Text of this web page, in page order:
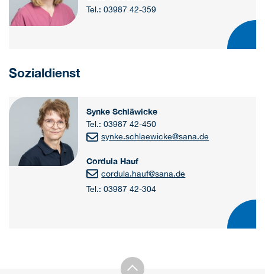
Tel.: 03987 42-359
Sozialdienst
Synke Schläwicke
Tel.: 03987 42-450
synke.schlaewicke@sana.de
Cordula Hauf
cordula.hauf@sana.de
Tel.: 03987 42-304